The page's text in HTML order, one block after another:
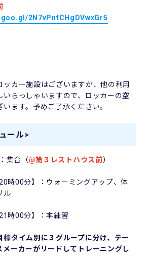
2N7vPnfCHgDVwxGr5
ッカー施設はございますが、他の利用
いらっしゃいますので、ロッカーの空
ます。予めご了承ください。
ール>
集合（@第３レストハウス前）
時00分】：ウォーミングアップ、体
ル
時00分】：本練習
標タイム別に３グループに分け、テー
メーカーがリードしてトレーニングし